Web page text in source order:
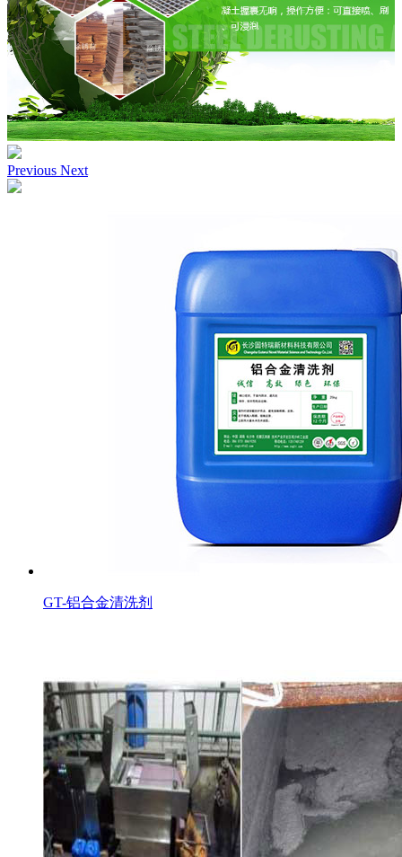
Previous Next
GT-铝合金清洗剂